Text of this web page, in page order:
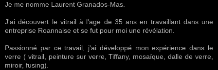
Je me nomme Laurent Granados-Mas.
J'ai découvert le vitrail à l'age de 35 ans en travaillant dans une
entreprise Roannaise et se fut pour moi une révélation.
Passionné par ce travail, j'ai développé mon expérience dans le
verre ( vitrail, peinture sur verre, Tiffany, mosaïque, dalle de verre,
miroir, fusing).